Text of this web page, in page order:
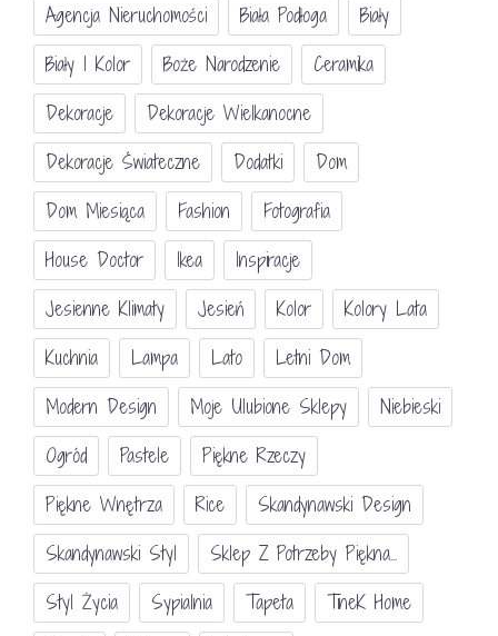
Agencja Nieruchomości Biała Podłoga
Biały
Biały I Kolor
Boże Narodzenie
Ceramika
Dekoracje
Dekoracje Wielkanocne
Dekoracje Świateczne
Dodatki
Dom
Dom Miesiąca
Fashion
Fotografia
House Doctor
Ikea
Inspiracje
Jesienne Klimaty
Jesień Kolor
Kolory Lata
Kuchnia
Lampa Lato
Letni Dom
Modern Design
Moje Ulubione Sklepy
Niebieski
Ogród
Pastele
Piękne Rzeczy
Piękne Wnętrza
Rice
Skandynawski Design
Skandynawski Styl
Sklep Z Potrzeby Piękna...
Styl Życia
Sypialnia Tapeta
TineK Home